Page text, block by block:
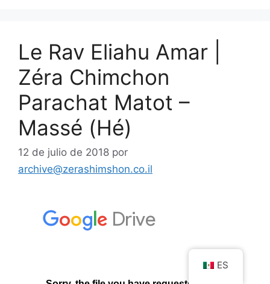
Le Rav Eliahu Amar |
Zéra Chimchon
Parachat Matot –
Massé (Hé)
12 de julio de 2018 por
archive@zerashimshon.co.il
ES